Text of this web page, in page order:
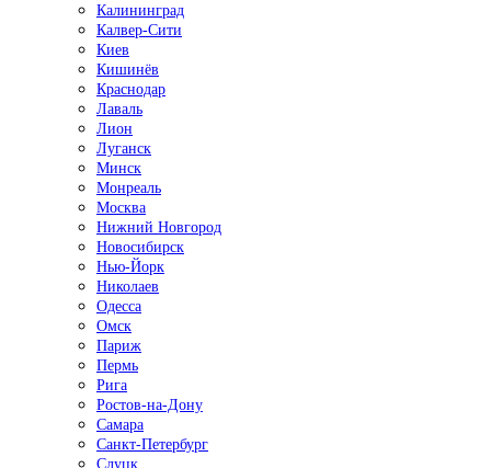
Калининград
Калвер-Сити
Киев
Кишинёв
Краснодар
Лаваль
Лион
Луганск
Минск
Монреаль
Москва
Нижний Новгород
Новосибирск
Нью-Йорк
Николаев
Одесса
Омск
Париж
Пермь
Рига
Ростов-на-Дону
Самара
Санкт-Петербург
Слуцк